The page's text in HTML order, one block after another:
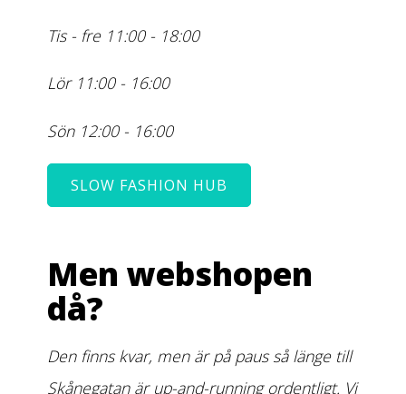
Tis - fre 11:00 - 18:00
Lör 11:00 - 16:00
Sön 12:00 - 16:00
SLOW FASHION HUB
Men webshopen
då?
Den finns kvar, men är på paus så länge till
Skånegatan är up-and-running ordentligt. Vi